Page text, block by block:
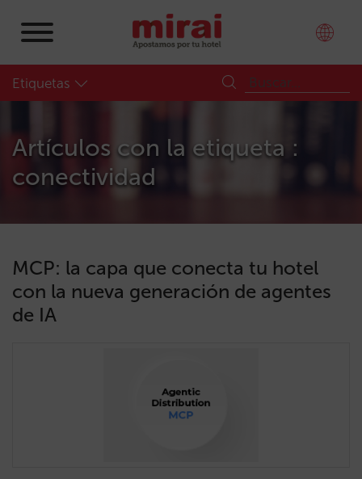
Etiquetas
Artículos con la etiqueta :
conectividad
MCP: la capa que conecta tu hotel
con la nueva generación de agentes
de IA